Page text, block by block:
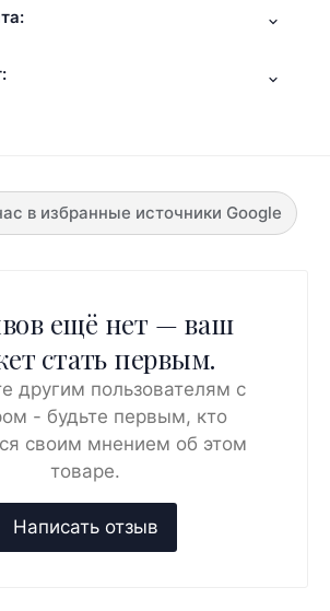
в избранные источники Google
ещё нет — ваш
стать первым.
другим пользователям с
- будьте первым, кто
своим мнением об этом
товаре.